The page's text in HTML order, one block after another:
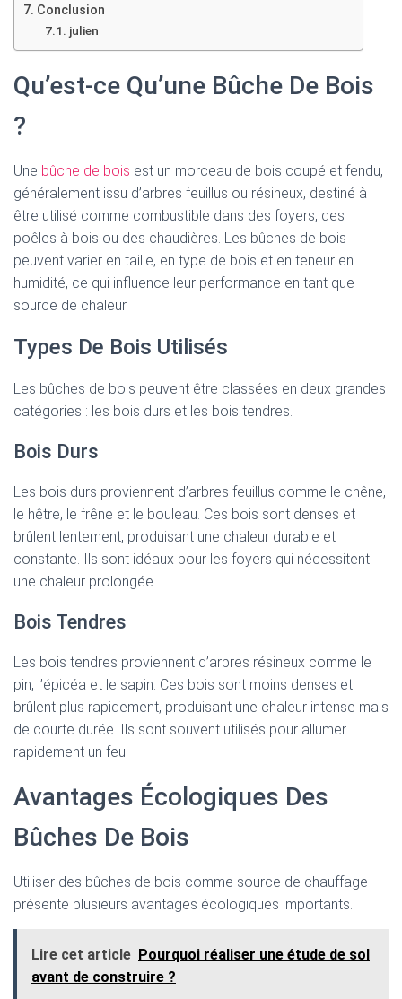
Conclusion
julien
Qu’est-ce Qu’une Bûche De Bois
?
Une bûche de bois est un morceau de bois coupé et fendu,
généralement issu d’arbres feuillus ou résineux, destiné à
être utilisé comme combustible dans des foyers, des
poêles à bois ou des chaudières. Les bûches de bois
peuvent varier en taille, en type de bois et en teneur en
humidité, ce qui influence leur performance en tant que
source de chaleur.
Types De Bois Utilisés
Les bûches de bois peuvent être classées en deux grandes
catégories : les bois durs et les bois tendres.
Bois Durs
Les bois durs proviennent d’arbres feuillus comme le chêne,
le hêtre, le frêne et le bouleau. Ces bois sont denses et
brûlent lentement, produisant une chaleur durable et
constante. Ils sont idéaux pour les foyers qui nécessitent
une chaleur prolongée.
Bois Tendres
Les bois tendres proviennent d’arbres résineux comme le
pin, l’épicéa et le sapin. Ces bois sont moins denses et
brûlent plus rapidement, produisant une chaleur intense mais
de courte durée. Ils sont souvent utilisés pour allumer
rapidement un feu.
Avantages Écologiques Des
Bûches De Bois
Utiliser des bûches de bois comme source de chauffage
présente plusieurs avantages écologiques importants.
Lire cet article Pourquoi réaliser une étude de sol
avant de construire ?